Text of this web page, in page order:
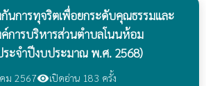
นการทุจริตเพื่อยกระดับคุณธรรมและ
ค์การบริหารส่วนตำบลโนนห้อม
ะจำปีงบประมาณ พ.ศ. 2568)
ม 2567visibilityเปิดอ่าน 183 ครั้ง